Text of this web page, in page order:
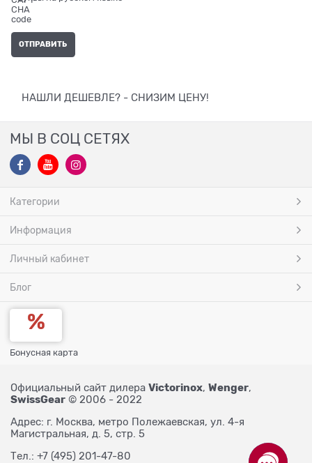
НАШЛИ ДЕШЕВЛЕ? - СНИЗИМ ЦЕНУ!
МЫ В СОЦ СЕТЯХ
Категории
Информация
Личный кабинет
Блог
Бонусная карта
Официальный сайт дилера Victorinox, Wenger,
SwissGear © 2006 - 2022
Адрес: г. Москва, метро Полежаевская, ул. 4-я
Магистральная, д. 5, стр. 5
Тел.: +7 (495) 201-47-80